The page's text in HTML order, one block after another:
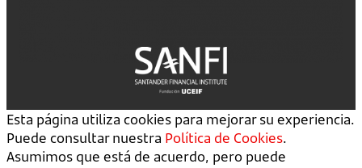
Esta página utiliza cookies para mejorar su experiencia.
Puede consultar nuestra Política de Cookies.
Asumimos que está de acuerdo, pero puede